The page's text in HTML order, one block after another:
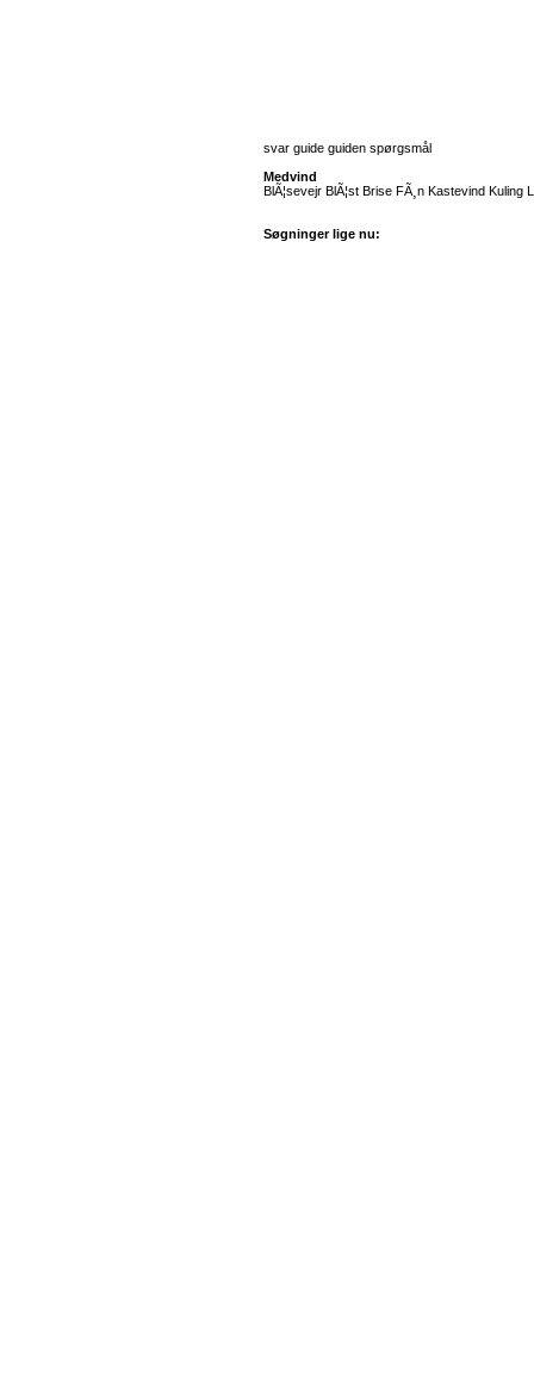
svar guide guiden spørgsmål
Medvind
BlÃ¦sevejr BlÃ¦st Brise FÃ¸n Kastevind
Søgninger lige nu: